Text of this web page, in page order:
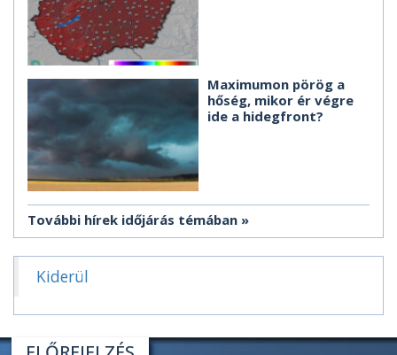
Maximumon pörög a
hőség, mikor ér végre
ide a hidegfront?
További hírek időjárás témában
Kiderül